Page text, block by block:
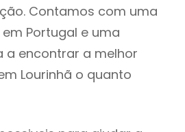
Contamos com uma
Portugal e uma
a encontrar a melhor
Lourinhã o quanto